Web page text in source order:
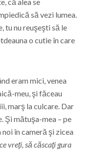
să vezi lumea.
tu nu reuşeşti să le
o cutie în care
eram mici, venea
meu, şi făceau
marş la culcare. Dar
Şi mătuşa-mea – pe
în cameră şi zicea
vreţi, să căscaţi gura